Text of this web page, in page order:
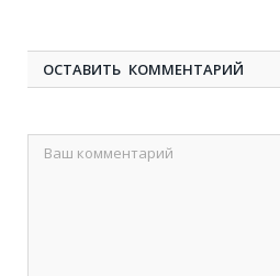
ОСТАВИТЬ КОММЕНТАРИЙ